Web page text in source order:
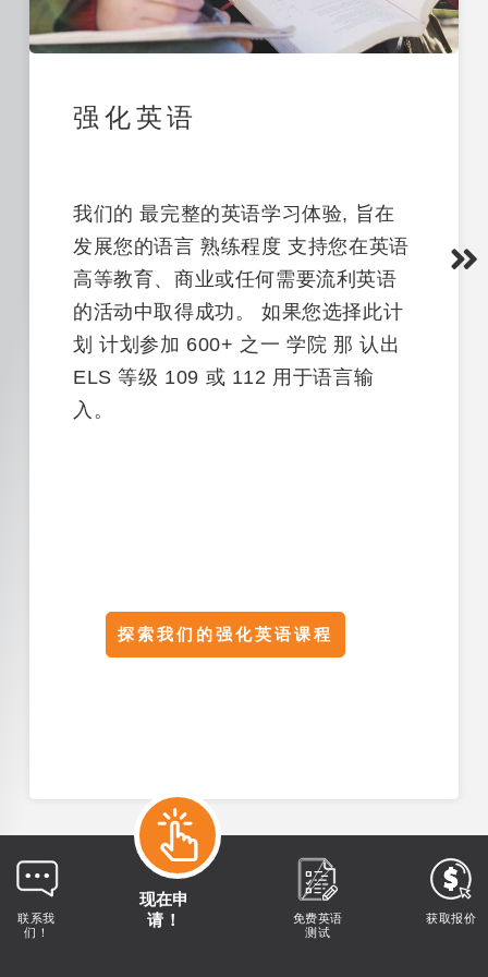
联系我
们！
获取报价
免费英语
测试
现在申
请！
强化英语
我们的 最完整的英语学习体验, 旨在
发展您的语言熟练程度 支持您在英语
高等教育、商业或任何需要流利英语
的活动中取得成功。如果您选择此计
划计划参加 600+ 之一学院 那认出
ELS 等级 109 或 112 用于语言输
入。
探索我们的强化英语课程